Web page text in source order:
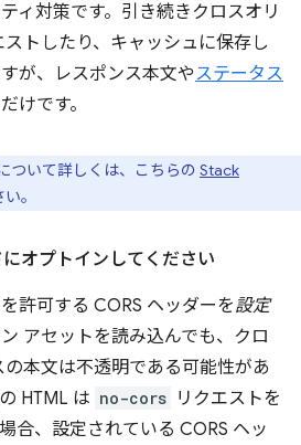
ィ対策です。引き続きクロスオリ
トしたり、キャッシュに保存し
が、レスポンス本文やステータス
けです。
ついて詳しくは、こちらの Stack
。
オプトインしてください
許可する CORS ヘッダーを設定
アセットを読み込んでも、クロ
本文は不透明である可能性があ
HTML は no-cors リクエストを
合、設定されている CORS ヘッ